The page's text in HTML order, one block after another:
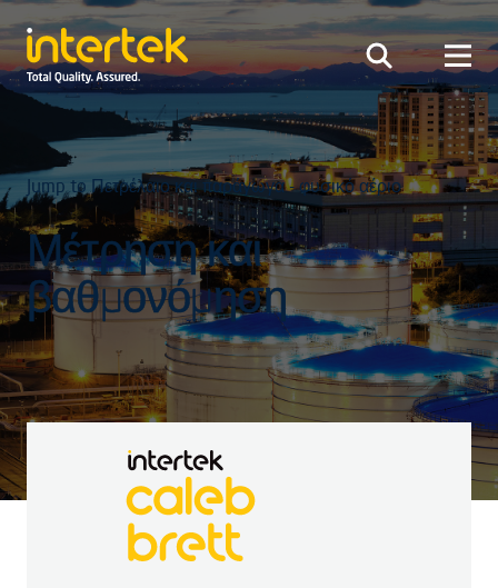
Jump to Πετρέλαιο και παράγωγα - φυσικό αέριο
Μέτρηση και
βαθμονόμηση